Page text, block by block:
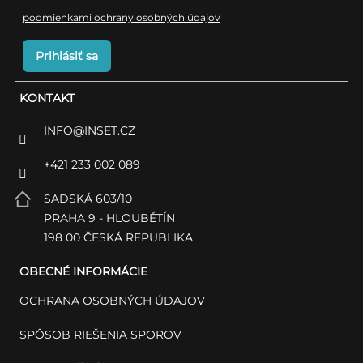
KONTAKT
INFO@INSET.CZ
+421 233 002 089
SADSKÁ 603/10
PRAHA 9 - HLOUBĚTÍN
198 00 ČESKÁ REPUBLIKA
OBECNÉ INFORMÁCIE
OCHRANA OSOBNÝCH ÚDAJOV
SPÔSOB RIEŠENIA SPOROV
podmienkami ochrany osobných údajov
Prihlásiť sa